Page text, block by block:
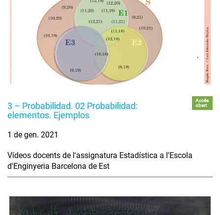
3 – Probabilidad. 02 Probabilidad:
elementos. Ejemplos
Accés
obert
1 de gen. 2021
Vídeos docents de l'assignatura Estadística a l'Escola
d'Enginyeria Barcelona de Est